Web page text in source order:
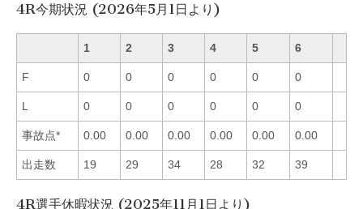
4R今期状況 (2026年5月1日より)
1 2 3 4 5 6
F 0 0 0 0 0 0
L 0 0 0 0 0 0
事故点* 0.00 0.00 0.00 0.00 0.00 0.00
出走数 19 29 34 28 32 39
4R選手休暇状況 (2025年11月1日より)